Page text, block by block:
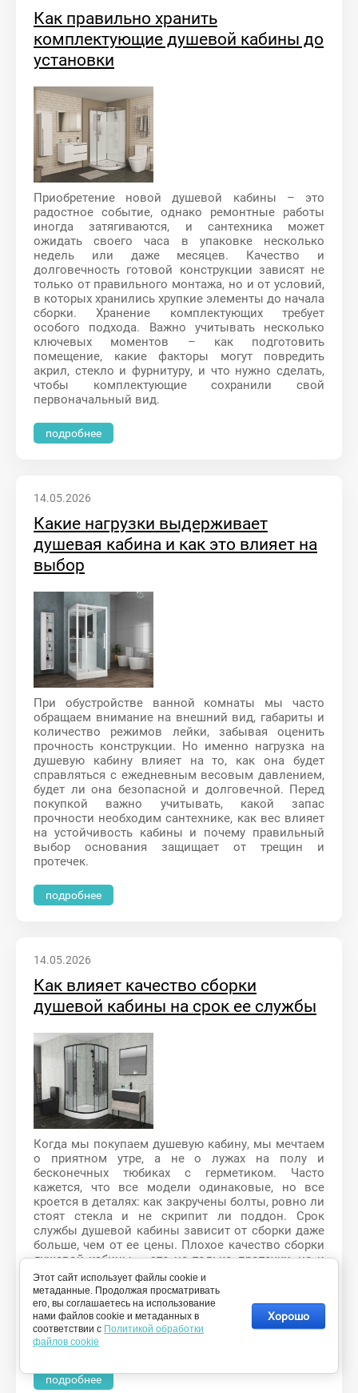
Как правильно хранить
комплектующие душевой кабины до
установки
Приобретение новой душевой кабины – это
радостное событие, однако ремонтные работы
иногда затягиваются, и сантехника может
ожидать своего часа в упаковке несколько
недель или даже месяцев. Качество и
долговечность готовой конструкции зависят не
только от правильного монтажа, но и от условий,
в которых хранились хрупкие элементы до начала
сборки. Хранение комплектующих требует
особого подхода. Важно учитывать несколько
ключевых моментов – как подготовить
помещение, какие факторы могут повредить
акрил, стекло и фурнитуру, и что нужно сделать,
чтобы комплектующие сохранили свой
первоначальный вид.
подробнее
14.05.2026
Какие нагрузки выдерживает
душевая кабина и как это влияет на
выбор
При обустройстве ванной комнаты мы часто
обращаем внимание на внешний вид, габариты и
количество режимов лейки, забывая оценить
прочность конструкции. Но именно нагрузка на
душевую кабину влияет на то, как она будет
справляться с ежедневным весовым давлением,
будет ли она безопасной и долговечной. Перед
покупкой важно учитывать, какой запас
прочности необходим сантехнике, как вес влияет
на устойчивость кабины и почему правильный
выбор основания защищает от трещин и
протечек.
подробнее
14.05.2026
Как влияет качество сборки
душевой кабины на срок ее службы
Когда мы покупаем душевую кабину, мы мечтаем
о приятном утре, а не о лужах на полу и
бесконечных тюбиках с герметиком. Часто
кажется, что все модели одинаковые, но все
кроется в деталях: как закручены болты, ровно ли
стоят стекла и не скрипит ли поддон. Срок
службы душевой кабины зависит от сборки даже
больше, чем от ее цены. Плохое качество сборки
душевой кабины – это не только протечки, но и
трещины, которые появляются из-за неправильно
распределенного веса. При покупке
понравившейся модели нужно учитывать
признаки качественной работы, которые помогут
выбрать надежную кабину и забыть о ремонте в
ванной на долгие годы.
подробнее
Этот сайт использует файлы cookie и
метаданные. Продолжая просматривать
его, вы соглашаетесь на использование
нами файлов cookie и метаданных в
соответствии с Политикой обработки
файлов cookie
Хорошо